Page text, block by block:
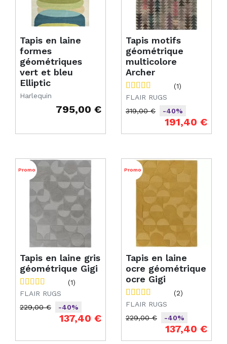
Tapis en laine
formes
géométriques
vert et bleu
Elliptic
Harlequin
795,00 €
Tapis motifs
géométrique
multicolore
Archer
(1)
FLAIR RUGS
Prix de base
319,00 €
-40%
191,40 €
Tapis en laine gris
géométrique Gigi
(1)
FLAIR RUGS
Prix de base
229,00 €
-40%
137,40 €
Promo
Tapis en laine
ocre géométrique
ocre Gigi
(2)
FLAIR RUGS
Prix de base
229,00 €
-40%
137,40 €
Promo